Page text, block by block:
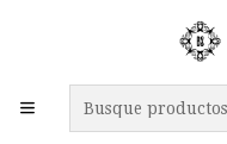
ENVÍO GRATIS A